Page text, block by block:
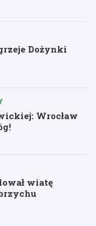
Dożynki
Wrocław
wiatę